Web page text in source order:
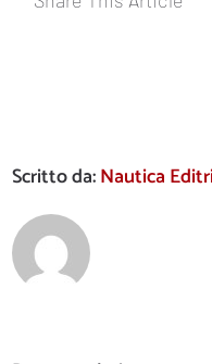
Scritto da:Nautica